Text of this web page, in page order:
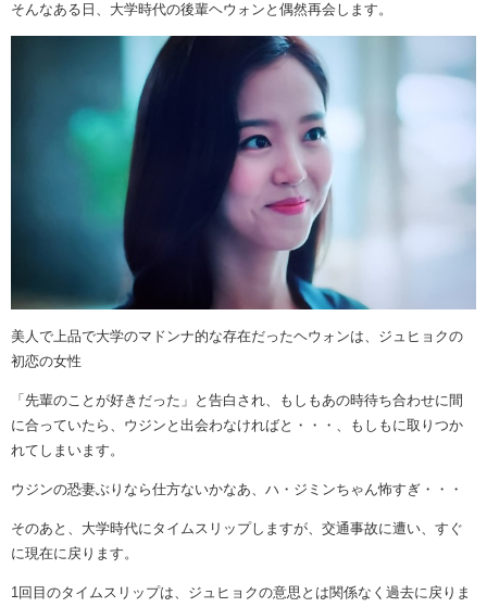
そんなある日、大学時代の後輩ヘウォンと偶然再会します。
美人で上品で大学のマドンナ的な存在だったヘウォンは、ジュヒョクの
初恋の女性
「先輩のことが好きだった」と告白され、もしもあの時待ち合わせに間
に合っていたら、ウジンと出会わなければと・・・、もしもに取りつか
れてしまいます。
ウジンの恐妻ぶりなら仕方ないかなあ、ハ・ジミンちゃん怖すぎ・・・
そのあと、大学時代にタイムスリップしますが、交通事故に遭い、すぐ
に現在に戻ります。
1回目のタイムスリップは、ジュヒョクの意思とは関係なく過去に戻りま